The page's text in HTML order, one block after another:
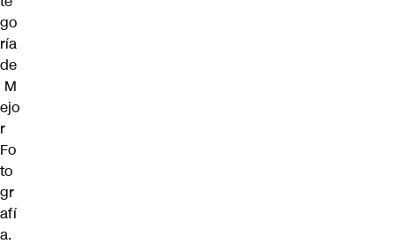
go
ría
de
M
ejo
r
Fo
to
gr
afí
a.